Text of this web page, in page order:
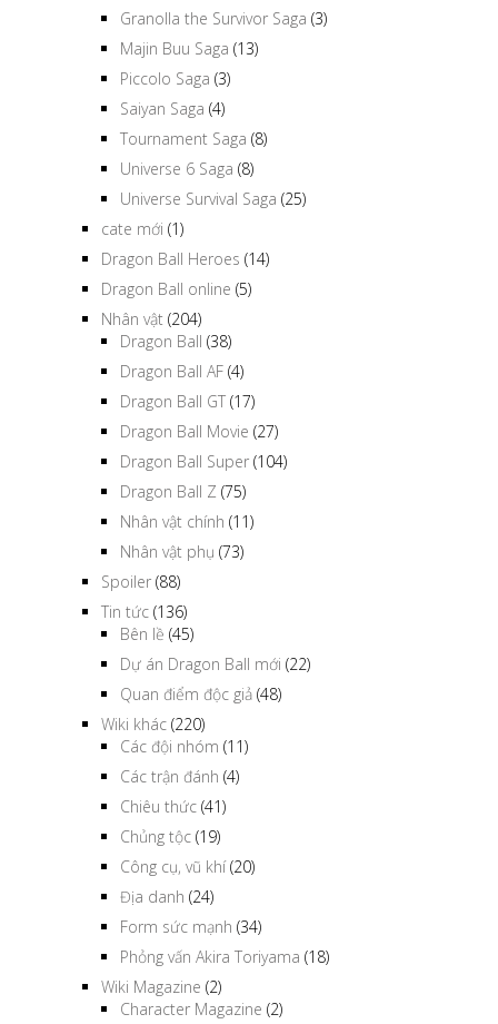
Granolla the Survivor Saga (3)
Majin Buu Saga (13)
Piccolo Saga (3)
Saiyan Saga (4)
Tournament Saga (8)
Universe 6 Saga (8)
Universe Survival Saga (25)
cate mới (1)
Dragon Ball Heroes (14)
Dragon Ball online (5)
Nhân vật (204)
Dragon Ball (38)
Dragon Ball AF (4)
Dragon Ball GT (17)
Dragon Ball Movie (27)
Dragon Ball Super (104)
Dragon Ball Z (75)
Nhân vật chính (11)
Nhân vật phụ (73)
Spoiler (88)
Tin tức (136)
Bên lề (45)
Dự án Dragon Ball mới (22)
Quan điểm độc giả (48)
Wiki khác (220)
Các đội nhóm (11)
Các trận đánh (4)
Chiêu thức (41)
Chủng tộc (19)
Công cụ, vũ khí(20)
Địa danh (24)
Form sức mạnh (34)
Phỏng vấn Akira Toriyama (18)
Wiki Magazine (2)
Character Magazine (2)